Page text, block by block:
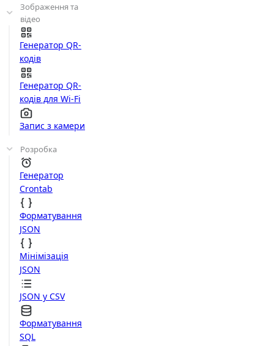
Зображення та
відео
Генератор QR-
кодів
Генератор QR-
кодів для Wi-Fi
Запис з камери
Розробка
Генератор
Crontab
Форматування
JSON
Мінімізація
JSON
JSON у CSV
Форматування
SQL